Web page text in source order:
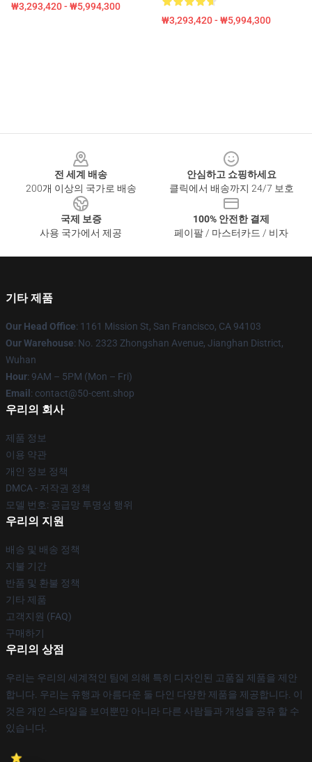
₩3,293,420 - ₩5,994,300
₩3,293,420 - ₩5,994,300
전 세계 배송
200개 이상의 국가로 배송
안심하고 쇼핑하세요
클릭에서 배송까지 24/7 보호
국제 보증
사용 국가에서 제공
100% 안전한 결제
페이팔 / 마스터카드 / 비자
기타 제품
Our Head Office: 1161 Mission St, San Francisco, CA 94103
Our Warehouse: No. 2323 Zhongshan Avenue, Jianghan District,
Wuhan
Hour: 9AM – 5PM (Mon – Fri)
Email : contact@50-cent.shop
우리의 회사
제품 정보
이용 약관
개인 정보 정책
DMCA - 저작권 정책
모델 번호: 공급망 투명성 행위
우리의 지원
배송 및 배송 정책
지불 기간
반품 및 환불 정책
기타 제품
고객지원 (FAQ)
구매하기
우리의 상점
우리는 우리의 세계적인 팀에 의해 특히 디자인된 고품질 제품을 제안
합니다. 우리는 유행과 아름다운 둘 다인 다양한 제품을 제공합니다. 이
것은 개인 스타일을 보여뿐만 아니라 다른 사람들과 개성을 공유 할 수
있습니다.